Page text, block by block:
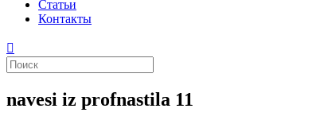
Статьи
Контакты
navesi iz profnastila 11